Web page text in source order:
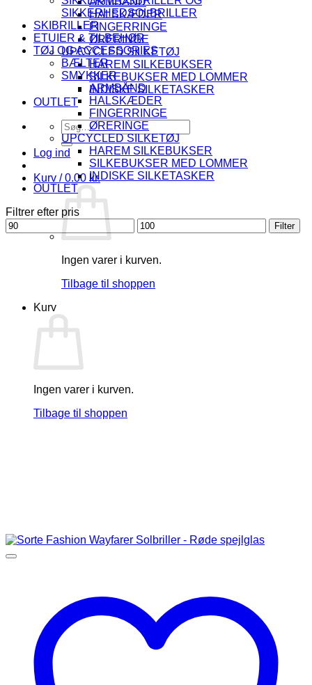
HALSKÆDER
FINGERRINGE
ØRERINGE
UPCYCLED SILKETØJ
HAREM SILKEBUKSER
SILKEBUKSER MED LOMMER
INDISKE SILKETASKER
OUTLET
Søg
efter:
Log ind
Kurv /0.00 kr.
Ingen varer i kurven.
Tilbage til shoppen
Kurv
Ingen varer i kurven.
Tilbage til shoppen
SIKKERHEDSOLBRILLER
SKIBRILLER
ETUIER & TILBEHØR
TØJ OG ACCESSORIES
BÆLTER
SMYKKER
ARMBÅND
HALSKÆDER
FINGERRINGE
ØRERINGE
UPCYCLED SILKETØJ
HAREM SILKEBUKSER
SILKEBUKSER MED LOMMER
INDISKE SILKETASKER
OUTLET
Filtrer efter pris
Mindste
pris
Højeste
pris
Filter